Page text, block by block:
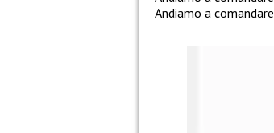
Andiamo a comandare